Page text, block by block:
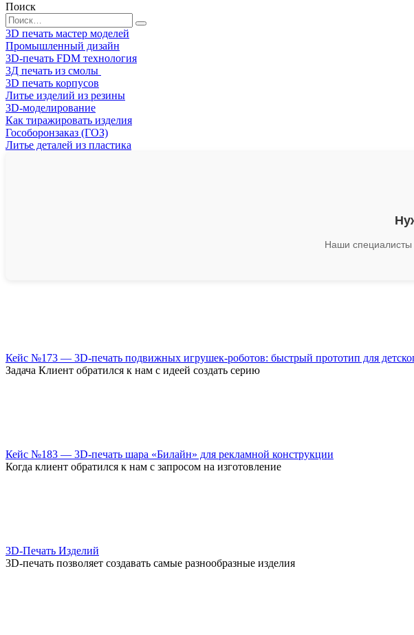
Поиск
Search
for:
3D печать мастер моделей
Промышленный дизайн
3D-печать FDM технология
3Д печать из смолы
3D печать корпусов
Литье изделий из резины
3D-моделирование
Как тиражировать изделия
Гособоронзаказ (ГОЗ)
Литье деталей из пластика
Наши специалисты
Кейс №173 — 3D-печать подвижных игрушек-роботов: быстрый прототип для
Задача Клиент обратился к нам с идеей создать серию
Кейс №183 — 3D-печать шара «Билайн» для рекламной конструкции
Когда клиент обратился к нам с запросом на изготовление
3D-Печать Изделий
3D-печать позволяет создавать самые разнообразные изделия